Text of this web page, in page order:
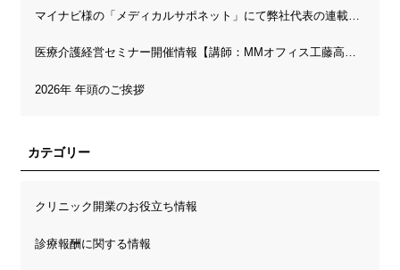
医療介護経営セミナー開催情報【講師：MMオフィス工藤高先生】
2026年 年頭のご挨拶
カテゴリー
クリニック開業のお役立ち情報
診療報酬に関する情報